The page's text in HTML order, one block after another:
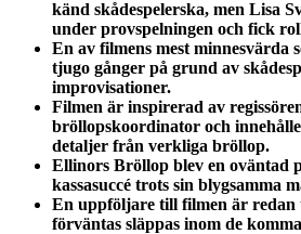
känd skådespelerska, men Lisa
under provspelningen och fick
En av filmens mest minnesvärda
tjugo gånger på grund av
improvisationer.
Filmen är inspirerad av
bröllopskoordinator och
detaljer från verkliga bröllop.
Ellinors Bröllop blev en oväntad
kassasuccé trots sin blygsamma
En uppföljare till filmen är redan
förväntas släppas inom de